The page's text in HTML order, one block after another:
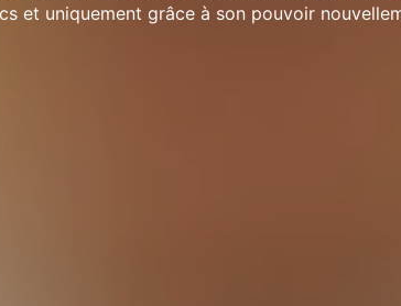
et uniquement grâce à son pouvoir